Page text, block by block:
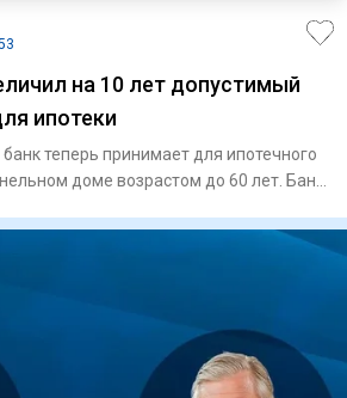
на 10 лет допустимый
ипотеки
теперь принимает для ипотечного
доме возрастом до 60 лет. Банк